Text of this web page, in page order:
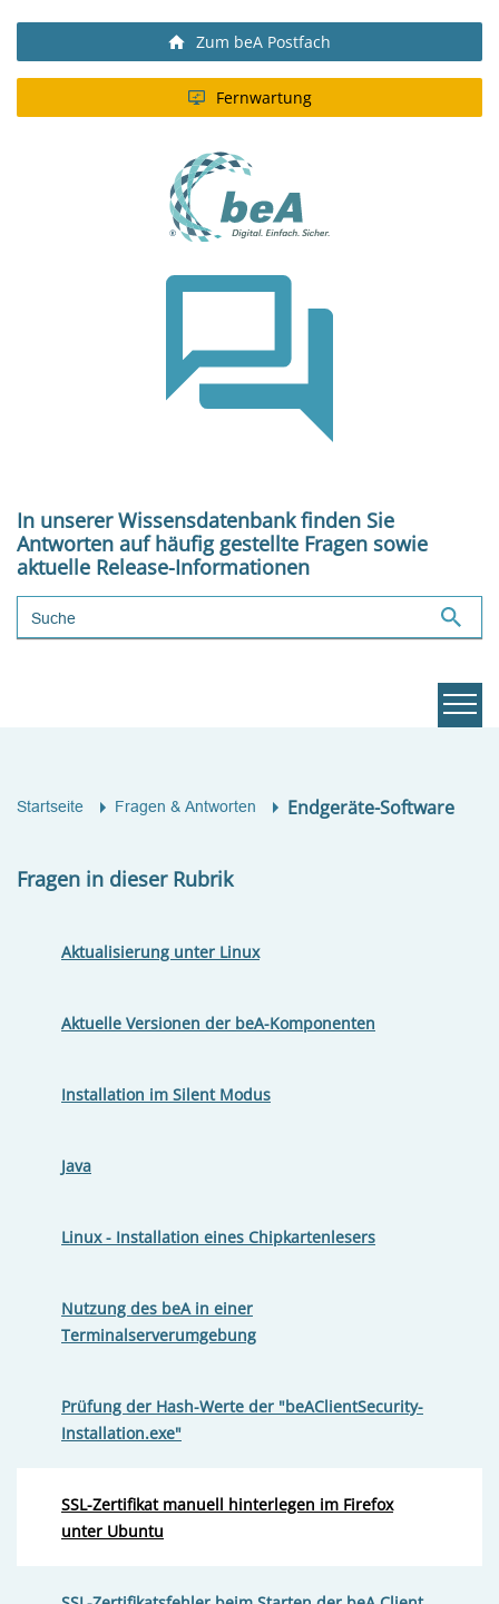
Zum beA Postfach
Fernwartung
In unserer Wissensdatenbank finden Sie
Antworten auf häufig gestellte Fragen sowie
aktuelle Release-Informationen
Suchbegriff
Startseite Fragen & Antworten Endgeräte-Software
Fragen in dieser Rubrik
Aktualisierung unter Linux
Aktuelle Versionen der beA-Komponenten
Installation im Silent Modus
Java
Linux - Installation eines Chipkartenlesers
Nutzung des beA in einer
Terminalserverumgebung
Prüfung der Hash-Werte der "beAClientSecurity-
Installation.exe"
SSL-Zertifikat manuell hinterlegen im Firefox
unter Ubuntu